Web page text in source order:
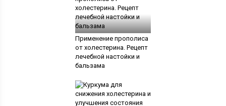
Применение прополиса
от холестерина. Рецепт
лечебной настойки и
бальзама